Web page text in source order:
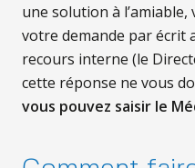
une solution à
votre demande par écrit
recours interne (le
cette réponse ne vous
vous pouvez saisir le